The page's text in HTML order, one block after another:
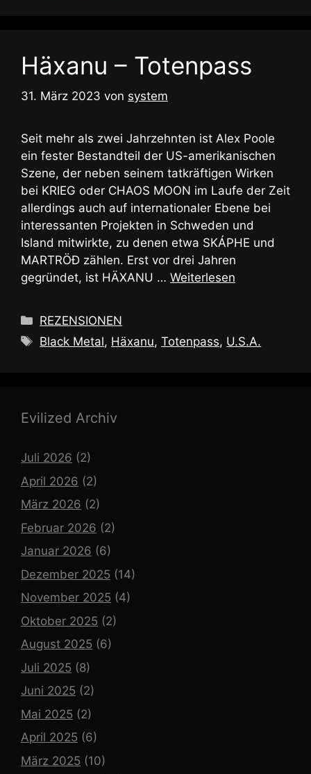
Häxanu – Totenpass
31. März 2023 von system
Seit mehr als zwei Jahrzehnten ist Alex Poole
ein fester Bestandteil der US-amerikanischen
Szene, der neben seinem tatkräftigen Wirken
bei KRIEG oder CHAOS MOON im Laufe der Zeit
allerdings auch auf internationaler Ebene bei
interessanten Projekten in Schweden und
Island mitwirkte, zu denen etwa SKÁPHE und
MARTRÖĐ zählen. Erst vor drei Jahren
gegründet, ist HÄXANU … Weiterlesen
Kategorien
REZENSIONEN
Schlagwörter
Black Metal, Häxanu,Totenpass, U.S.A.
Evilized Archiv
Juli 2026 (2)
April 2026 (2)
März 2026 (2)
Februar 2026 (2)
Januar 2026 (6)
Dezember 2025 (14)
November 2025 (4)
Oktober 2025 (2)
August 2025 (6)
Juli 2025 (8)
Juni 2025 (2)
Mai 2025 (2)
April 2025 (6)
März 2025 (10)